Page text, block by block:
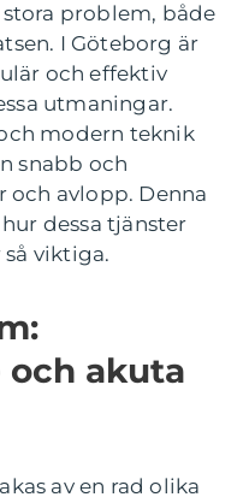
problem, både
I Göteborg är
och effektiv
utmaningar.
modern teknik
snabb och
och avlopp. Denna
dessa tjänster
viktiga.
och akuta
av en rad olika